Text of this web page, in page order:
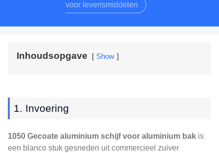
voor levensmiddelen
Inhoudsopgave Show
1. Invoering
1050 Gecoate aluminium schijf voor aluminium bak is
een blanco stuk gesneden uit commercieel zuiver